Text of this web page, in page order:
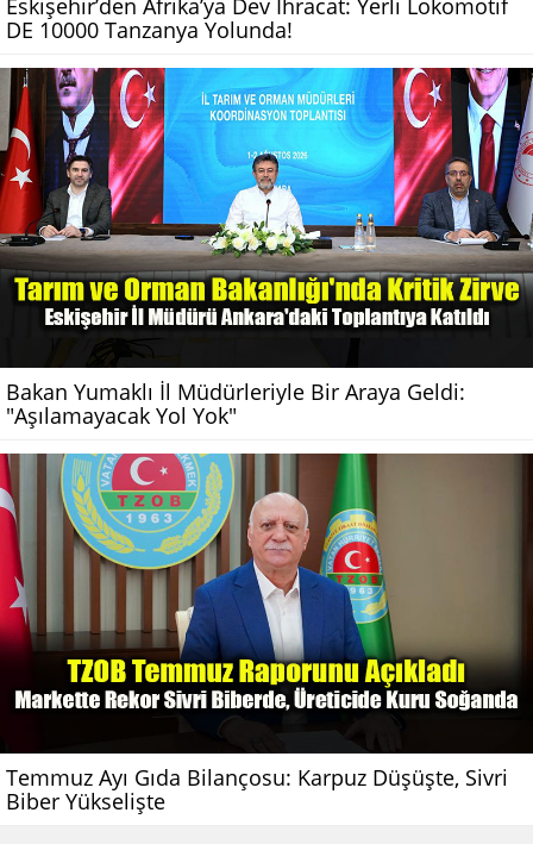
DE 10000 Tanzanya Yolunda!
Bakan Yumaklı İl Müdürleriyle Bir Araya Geldi:
"Aşılamayacak Yol Yok"
Temmuz Ayı Gıda Bilançosu: Karpuz Düşüşte, Sivri
Biber Yükselişte